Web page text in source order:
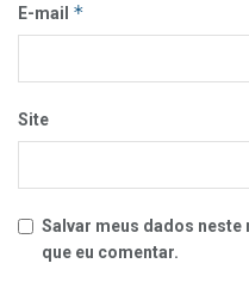
E-mail *
Site
Salvar meus dados neste
que eu comentar.